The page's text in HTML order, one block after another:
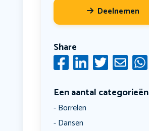
Deelnemen
Share
Een aantal categorieën
Borrelen
Dansen